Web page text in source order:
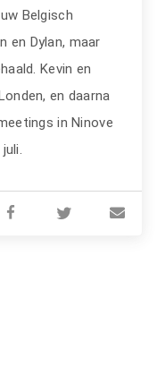
Belgisch
en Dylan, maar
Kevin en
en daarna
in Ninove